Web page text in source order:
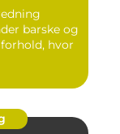
barske og
hvor